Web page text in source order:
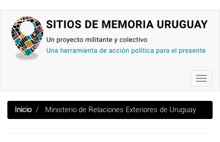
contenido
principal
Inicio Ministerio de Relaciones Exteriores de Uruguay